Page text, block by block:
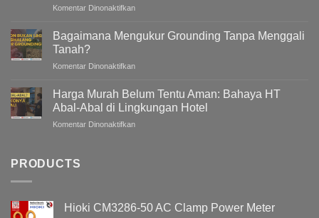
(AHF)
Sistem
Kelistrikan
Komentar Dinonaktifkanpada
Tegangan
Listrik
/
Meningkat
Pada
Malam
Hari
&
Bagaimana Mengukur Grounding Tanpa Menggali
Tanah?
Komentar Dinonaktifkanpada
Mengukur
Grounding
Tanpa
Menggali
Harga Murah Belum Tentu Aman: Bahaya HT
Abal-Abal di Lingkungan Hotel
Komentar Dinonaktifkanpada
HT
PRODUCTS
Hioki CM3286-50 AC Clamp Power Meter